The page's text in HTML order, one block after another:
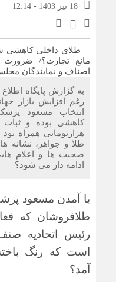
18 تیر 1403 - 12:14
به گزارش پایگاه
رغم افزایش بازار
انتخاب مسعود
کاهشی بوده و
هزارتومانی همراه
طلا و جواهر، نشانه
صحبت ها و اعلام
ادامه دار می شود؟
با آمدن مسعود
طلافروشان که
رئیس اتحادیه
است که رنگ
آمد؟